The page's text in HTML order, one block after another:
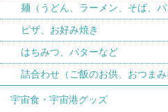
麺（うどん、ラーメン、そば、パ
ピザ、お好み焼き
はちみつ、バターなど
詰合わせ（ご飯のお供、おつまみ
宇宙食・宇宙港グッズ